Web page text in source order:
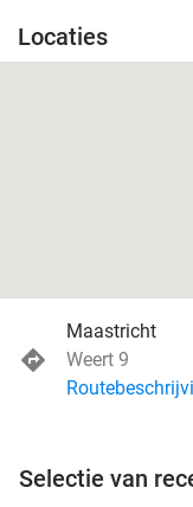
Locaties
Maastricht
Weert 9
Selectie van